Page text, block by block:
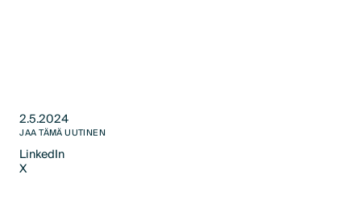
2.5.2024
JAA TÄMÄ UUTINEN
LinkedIn
LinkedIn
X